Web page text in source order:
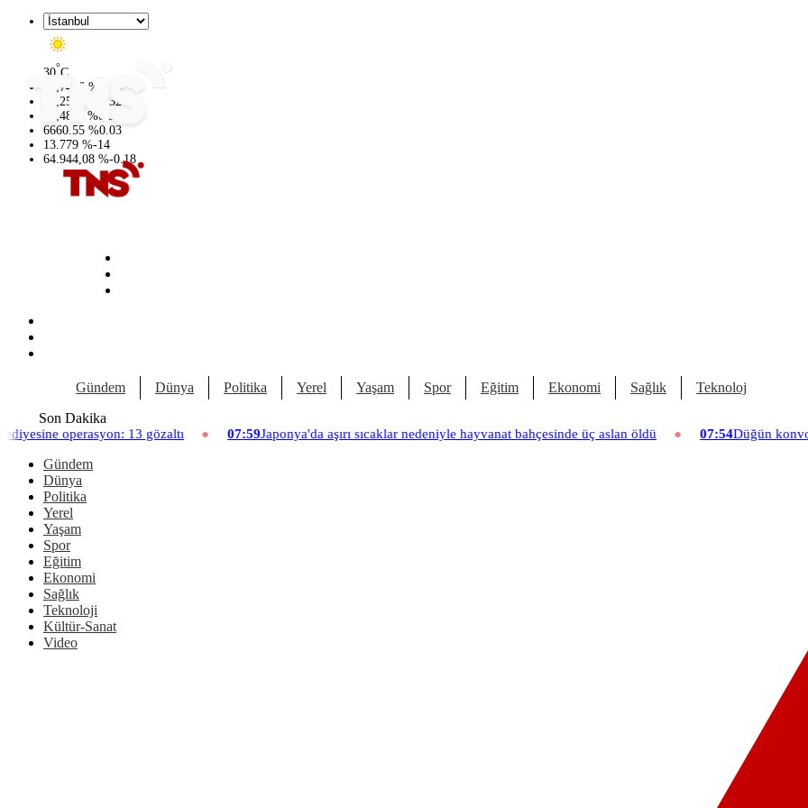
30°C
47,7436 %
0.18
55,2510
0.32
64,4811
%0.38
6660.55 %0.03
13.779 %-14
64.944,08 %-0.18
Gündem Dünya Politika Yerel Yaşam Spor Eğitim Ekonomi Sağlık Teknoloji
Son Dakika
gözaltı 07:59Japonya'da aşırı sıcaklar nedeniyle hayvanat bahçesinde üç aslan öldü 07:54Düğün konvoyuna ağır fatura: 540
Gündem
Dünya
Politika
Yerel
Yaşam
Spor
Eğitim
Ekonomi
Sağlık
Teknoloji
Kültür-Sanat
Video